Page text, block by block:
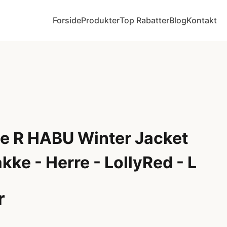
ForsideProdukterTop RabatterBlogKontakt
R HABU Winter Jacket
- Herre - LollyRed - L